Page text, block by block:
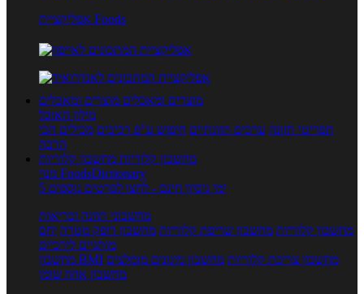
אפליקציית Foods
מוצרים ומאכלים מוצרים ומאכלים
מילון האוכל
תפריטי תזונה ערכים תזונתיים חיפוש ע"פ רכיבים מכילים הכי
הרבה
מחשבון קלוריות מחשבון קלוריות
מנוי FoodsDictionary
5 ימי ניסיון חינם - לחצו לפרטים נוספים
מחשבוני תזונה ובריאות
מחשבון קלוריות מחשבון שריפת קלוריות מחשבון דופק מטרה יחס
מותניים לירכיים
מחשבון BMI
מחשבון צריכת קלוריות מחשבון מינונים מומלצים
מחשבון אחוז שומן